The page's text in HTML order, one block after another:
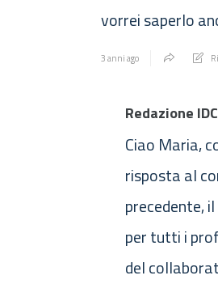
vorrei saperlo
3 anni ago
Redazione
Ciao Maria,
risposta al
precedente,
per tutti i
del